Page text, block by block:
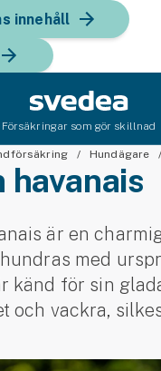
innehåll
Försäkringar som gör skillnad
Hundägare
havanais
är en
med
känd för sin
och vackra,